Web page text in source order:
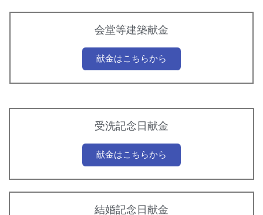
会堂等建築献金
献金はこちらから
受洗記念日献金
献金はこちらから
結婚記念日献金